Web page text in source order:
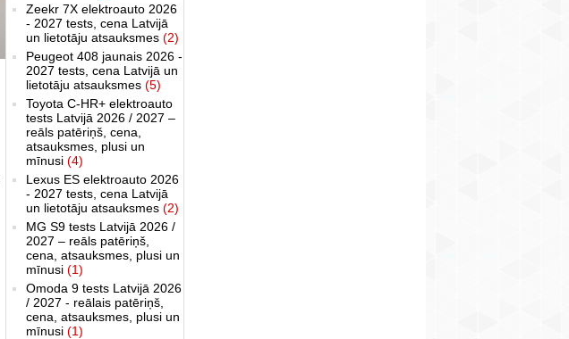
Zeekr 7X elektroauto 2026
- 2027 tests, cena Latvijā
un lietotāju atsauksmes (2)
Peugeot 408 jaunais 2026 -
2027 tests, cena Latvijā un
lietotāju atsauksmes (5)
Toyota C-HR+ elektroauto
tests Latvijā 2026 / 2027 –
reāls patēriņš, cena,
atsauksmes, plusi un
mīnusi (4)
Lexus ES elektroauto 2026
- 2027 tests, cena Latvijā
un lietotāju atsauksmes (2)
MG S9 tests Latvijā 2026 /
2027 – reāls patēriņš,
cena, atsauksmes, plusi un
mīnusi (1)
Omoda 9 tests Latvijā 2026
/ 2027 - reālais patēriņš,
cena, atsauksmes, plusi un
mīnusi (1)